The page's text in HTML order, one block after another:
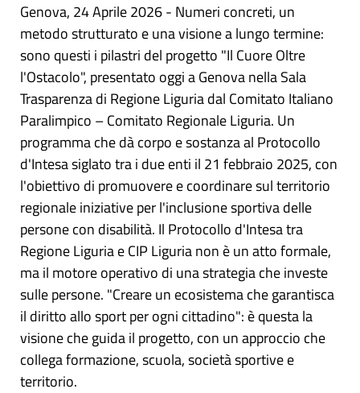
Genova, 24 Aprile 2026 - Numeri concreti, un
metodo strutturato e una visione a lungo termine:
sono questi i pilastri del progetto "Il Cuore Oltre
l'Ostacolo", presentato oggi a Genova nella Sala
Trasparenza di Regione Liguria dal Comitato Italiano
Paralimpico – Comitato Regionale Liguria. Un
programma che dà corpo e sostanza al Protocollo
d'Intesa siglato tra i due enti il 21 febbraio 2025, con
l'obiettivo di promuovere e coordinare sul territorio
regionale iniziative per l'inclusione sportiva delle
persone con disabilità. Il Protocollo d'Intesa tra
Regione Liguria e CIP Liguria non è un atto formale,
ma il motore operativo di una strategia che investe
sulle persone. "Creare un ecosistema che garantisca
il diritto allo sport per ogni cittadino": è questa la
visione che guida il progetto, con un approccio che
collega formazione, scuola, società sportive e
territorio.